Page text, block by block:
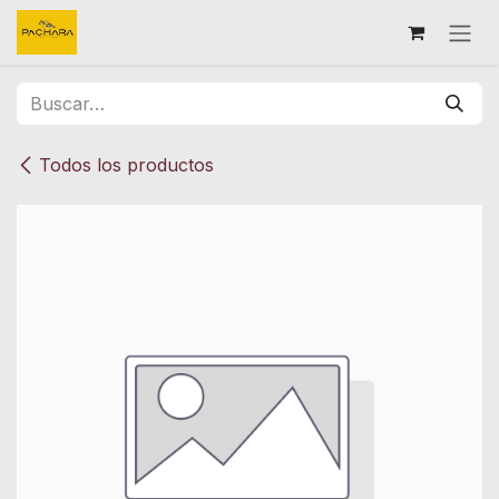
Ir al contenido
Todos los productos